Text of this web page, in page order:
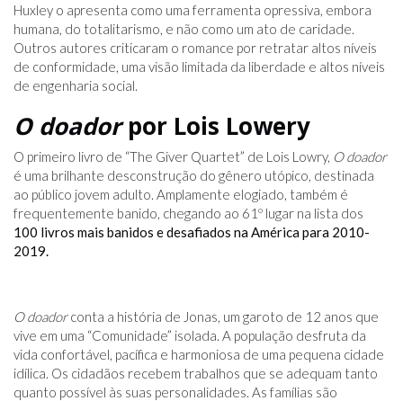
Huxley o apresenta como uma ferramenta opressiva, embora
humana, do totalitarismo, e não como um ato de caridade.
Outros autores criticaram o romance por retratar altos níveis
de conformidade, uma visão limitada da liberdade e altos níveis
de engenharia social.
O doadorpor Lois Lowery
O primeiro livro de “The Giver Quartet” de Lois Lowry, O doador
é uma brilhante desconstrução do gênero utópico, destinada
ao público jovem adulto. Amplamente elogiado, também é
frequentemente banido, chegando ao 61º lugar na lista dos
100 livros mais banidos e desafiados na América para 2010-
2019.
O doadorconta a história de Jonas, um garoto de 12 anos que
vive em uma “Comunidade” isolada. A população desfruta da
vida confortável, pacífica e harmoniosa de uma pequena cidade
idílica. Os cidadãos recebem trabalhos que se adequam tanto
quanto possível às suas personalidades. As famílias são